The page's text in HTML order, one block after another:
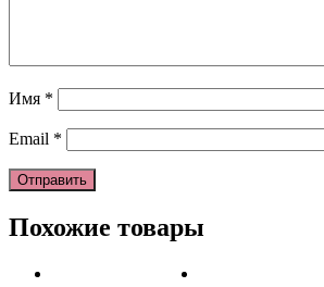
Имя *
Email *
Похожие товары